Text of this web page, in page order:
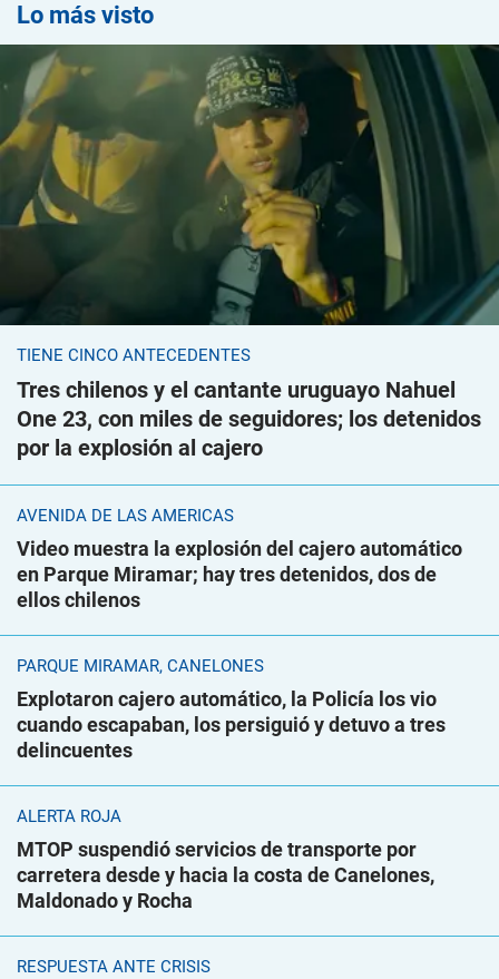
Lo más visto
TIENE CINCO ANTECEDENTES
Tres chilenos y el cantante uruguayo Nahuel
One 23, con miles de seguidores; los detenidos
por la explosión al cajero
AVENIDA DE LAS AMÉRICAS
Video muestra la explosión del cajero automático
en Parque Miramar; hay tres detenidos, dos de
ellos chilenos
PARQUE MIRAMAR, CANELONES
Explotaron cajero automático, la Policía los vio
cuando escapaban, los persiguió y detuvo a tres
delincuentes
ALERTA ROJA
MTOP suspendió servicios de transporte por
carretera desde y hacia la costa de Canelones,
Maldonado y Rocha
RESPUESTA ANTE CRISIS